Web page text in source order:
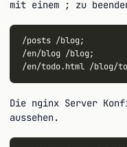
mit einem ; zu
/posts /blog;
/en/blog /blog;
Die nginx Server
aussehen.